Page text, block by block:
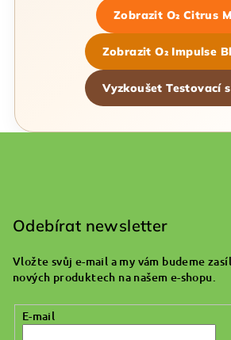
Zobrazit O₂ Citrus
Zobrazit O₂ Impulse
Vyzkoušet Testovací
Odebírat newsletter
Vložte svůj e-mail a my vám budeme
nových produktech na našem e-shopu.
E-mail